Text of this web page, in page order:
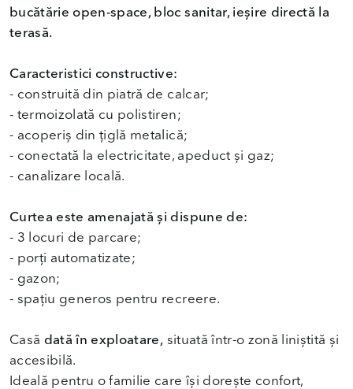
bucătărie open-space, bloc sanitar, ieșire directă la
terasă.
Caracteristici constructive:
- construită din piatră de calcar;
- termoizolată cu polistiren;
- acoperiș din țiglă metalică;
- conectată la electricitate, apeduct și gaz;
- canalizare locală.
Curtea este amenajată și dispune de:
- 3 locuri de parcare;
- porți automatizate;
- gazon;
- spațiu generos pentru recreere.
Casă dată în exploatare, situată într-o zonă liniștită și
accesibilă.
Ideală pentru o familie care își dorește confort,